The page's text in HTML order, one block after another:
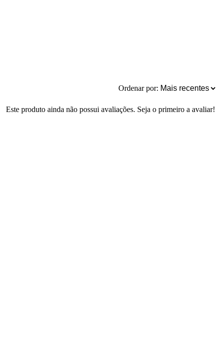
Ordenar por:
Este produto ainda não possui avaliações. Seja o primeiro a avaliar!